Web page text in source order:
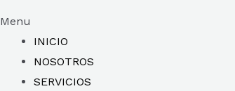
Menu
INICIO
NOSOTROS
SERVICIOS